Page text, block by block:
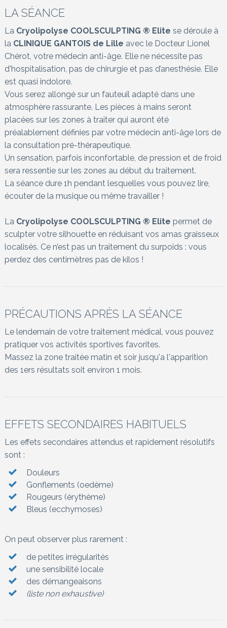
LA SÉANCE
La Cryolipolyse COOLSCULPTING ® Elite se déroule à
la CLINIQUE GANTOIS de Lille avec le Docteur Lionel
Chérot, votre médecin anti-âge. Elle ne nécessite pas
d'hospitalisation, pas de chirurgie et pas d’anesthésie. Elle
est quasi indolore.
Vous serez allongé sur un fauteuil adapté dans une
atmosphère rassurante. Les pièces à mains seront
placées sur les zones à traiter qui auront été
préalablement définies par votre médecin anti-âge lors de
la consultation pré-thérapeutique.
Un sensation, parfois inconfortable, de pression et de froid
sera ressentie sur les zones au début du traitement.
La séance dure 1h pendant lesquelles vous pouvez lire,
écouter de la musique ou même travailler !
La Cryolipolyse COOLSCULPTING ® Elite permet de
sculpter votre silhouette en réduisant vos amas graisseux
localisés. Ce n’est pas un traitement du surpoids : vous
perdez des centimètres pas de kilos !
PRÉCAUTIONS APRÈS LA SÉANCE
Le lendemain de votre traitement médical, vous pouvez
pratiquer vos activités sportives favorites.
Massez la zone traitée matin et soir jusqu'a l'apparition
des 1ers résultats soit environ 1 mois.
EFFETS SECONDAIRES HABITUELS
Les effets secondaires attendus et rapidement résolutifs
sont :
Douleurs
Gonflements (oedème)
Rougeurs (érythème)
Bleus (ecchymoses)
On peut observer plus rarement :
de petites irrégularités
une sensibilité locale
des démangeaisons
(liste non exhaustive)